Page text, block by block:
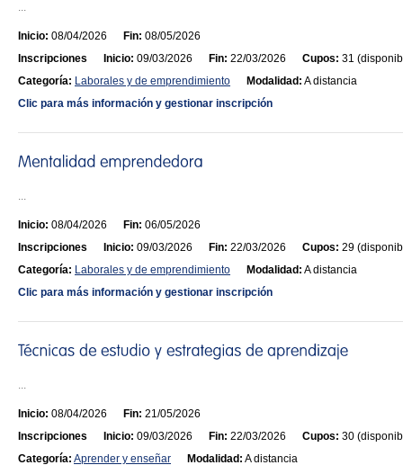
...
Inicio: 08/04/2026 Fin: 08/05/2026
Inscripciones
Inicio: 09/03/2026 Fin: 22/03/2026 Cupos: 31
Categoría: Laborales y de emprendimiento Modalidad: A distancia
Clic para más información y gestionar inscripción
...
Inicio: 08/04/2026 Fin: 06/05/2026
Inscripciones
Inicio: 09/03/2026 Fin: 22/03/2026 Cupos: 29
Categoría: Laborales y de emprendimiento Modalidad: A distancia
Clic para más información y gestionar inscripción
...
Inicio: 08/04/2026 Fin: 21/05/2026
Inscripciones
Inicio: 09/03/2026 Fin: 22/03/2026 Cupos: 30
Categoría: Aprender y enseñar Modalidad: A distancia